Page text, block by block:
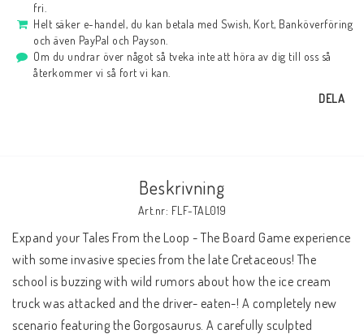
fri.
Helt säker e-handel, du kan betala med Swish, Kort, Banköverföring
och även PayPal och Payson.
Om du undrar över något så tveka inte att höra av dig till oss så
återkommer vi så fort vi kan.
DELA
Beskrivning
Art.nr: FLF-TAL019
Expand your Tales From the Loop - The Board Game experience
with some invasive species from the late Cretaceous! The
school is buzzing with wild rumors about how the ice cream
truck was attacked and the driver- eaten-! A completely new
scenario featuring the Gorgosaurus. A carefully sculpted